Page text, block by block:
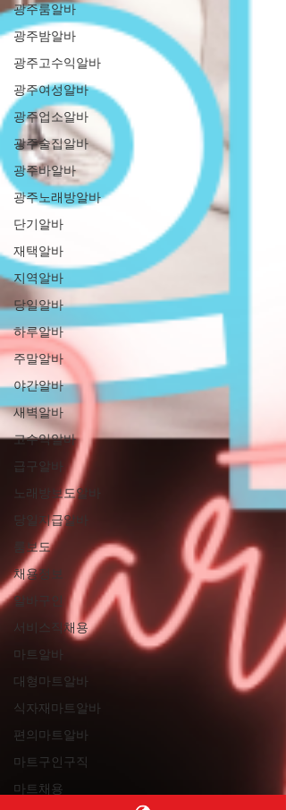
광주룸알바
광주밤알바
광주고수익알바
광주여성알바
광주업소알바
광주술집알바
광주바알바
광주노래방알바
단기알바
재택알바
지역알바
당일알바
하루알바
주말알바
야간알바
새벽알바
고수익알바
급구알바
노래방보도알바
당일지급알바
룸보도
채용정보
알바구인
서비스직채용
마트알바
대형마트알바
식자재마트알바
편의마트알바
마트구인구직
마트채용